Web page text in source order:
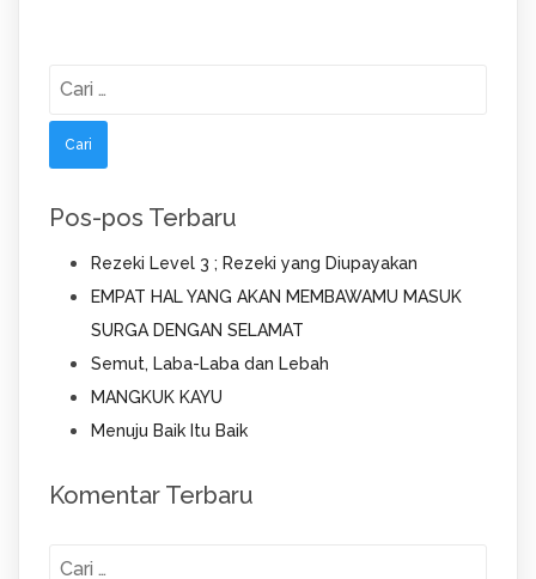
Cari
Pos-pos Terbaru
Rezeki Level 3 ; Rezeki yang Diupayakan
EMPAT HAL YANG AKAN MEMBAWAMU MASUK
SURGA DENGAN SELAMAT
Semut, Laba-Laba dan Lebah
MANGKUK KAYU
Menuju Baik Itu Baik
Komentar Terbaru
Cari